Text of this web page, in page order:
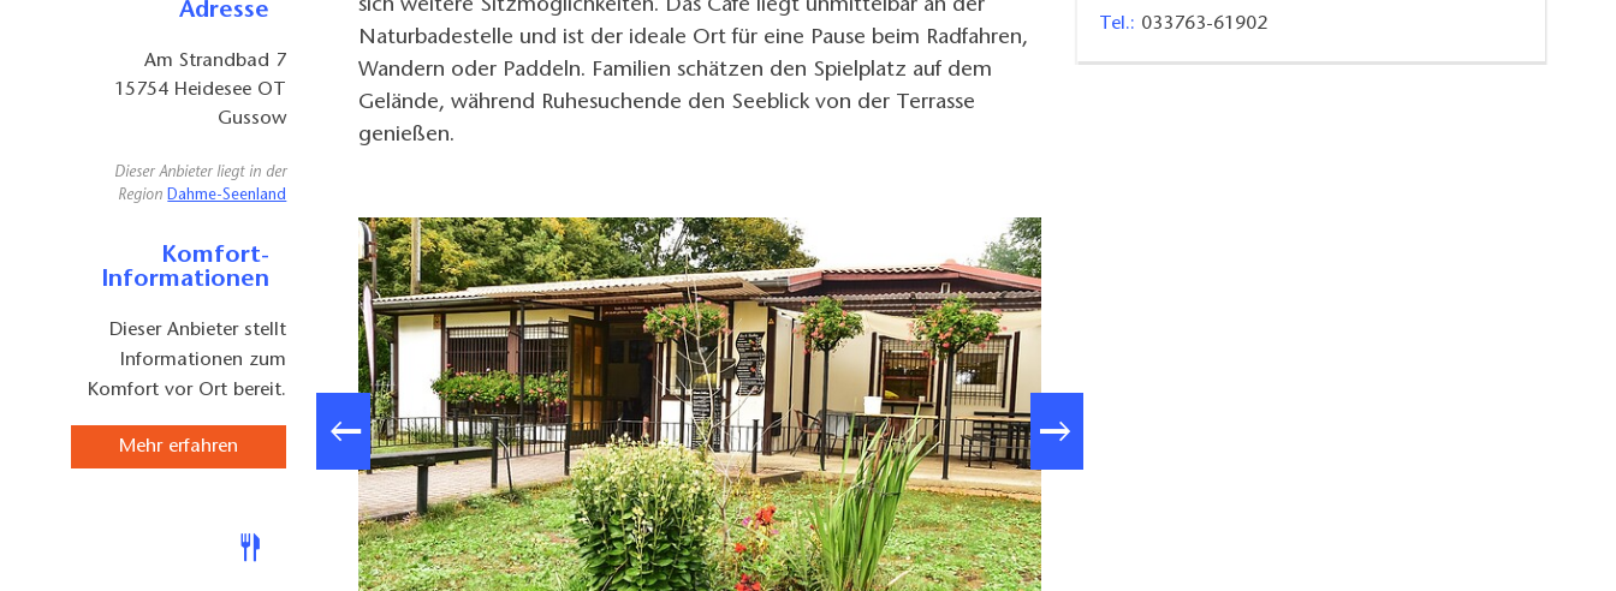
Adresse
Am Strandbad 7
15754 Heidesee OT
Gussow
Dieser Anbieter liegt in der
Region Dahme-Seenland
Komfort-
Informationen
Dieser Anbieter stellt
Informationen zum
Komfort vor Ort bereit.
Mehr erfahren
sich weitere Sitzmöglichkeiten. Das Café liegt unmittelbar an der
Naturbadestelle und ist der ideale Ort für eine Pause beim Radfahren,
Wandern oder Paddeln. Familien schätzen den Spielplatz auf dem
Gelände, während Ruhesuchende den Seeblick von der Terrasse
genießen.
Tel.: 033763-61902